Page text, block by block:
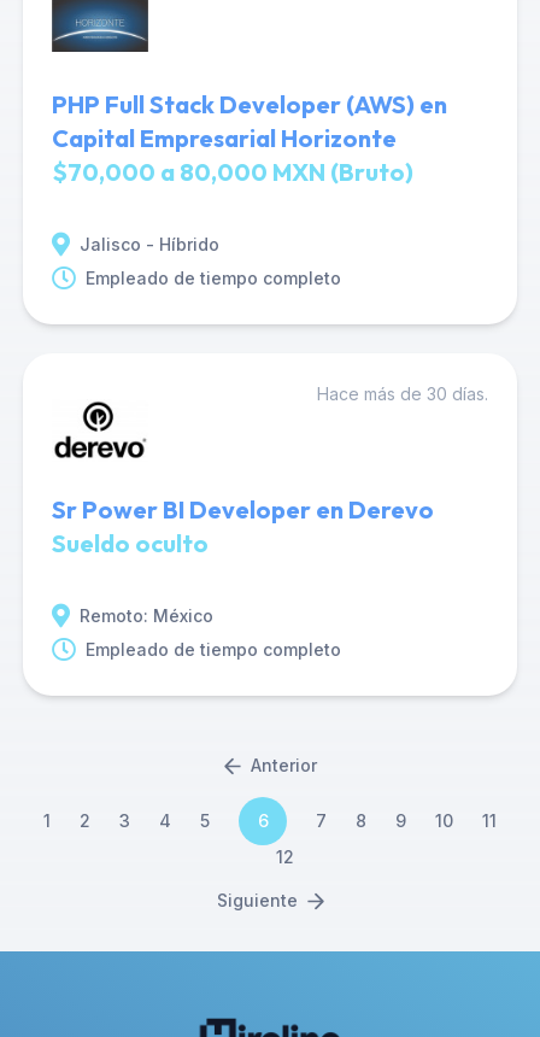
PHP Full Stack Developer (AWS) en
Capital Empresarial Horizonte
$70,000 a 80,000 MXN (Bruto)
Jalisco - Híbrido
Empleado de tiempo completo
Hace más de 30 días.
Sr Power BI Developer en Derevo
Sueldo oculto
Remoto: México
Empleado de tiempo completo
Anterior
1 2 3 4 5 6 7 8 9 10
11
12
Siguiente